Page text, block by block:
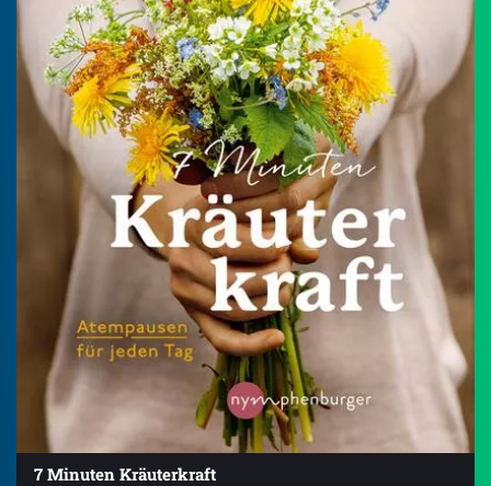
7 Minuten Kräuterkraft